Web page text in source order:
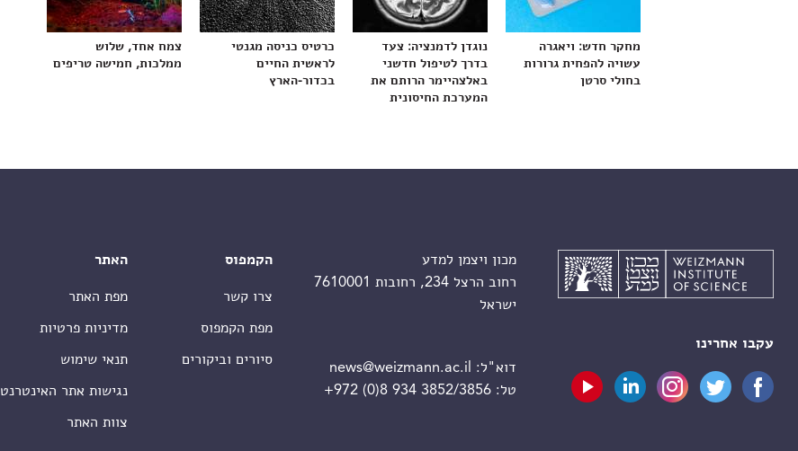
מחקר חדש: ויאגרה
עשויה להפחית גרורות
בחולי סרטן
נוגדן לדמנציה: צעד
בדרך לטיפול חדשני
באלצהיימר הרותם את
המערכת החיסונית
כרטיס כניסה מגנטי
לראשית החיים
בכדור-הארץ
צמח אחד, שלוש
ממלכות, חמישה טריפים
עקבו אחרינו
מכון ויצמן למדע
רחוב הרצל 234, רחובות 7610001
ישראל
דוא"ל:
news@weizmann.ac.il
טל:+972 (0)8 934 3852/3856
הקמפוס
צרו קשר
מפת הקמפוס
סיורים וביקורים
האתר
מפת האתר
מדיניות פרטיות
תנאי שימוש
נגישות אתר האינטרנט
צוות האתר